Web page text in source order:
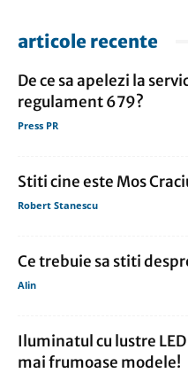
articole recente
De ce sa apelezi la
regulament 679?
Press PR
Stiti cine este Mos
Robert Stanescu
Ce trebuie sa stiti
Alin
Iluminatul cu lustre
mai frumoase modele!